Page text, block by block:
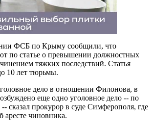
ФСБ по Крыму сообщили, что
по статье о превышении должностных
тяжких последствий. Статья
10 лет тюрьмы.
дело в отношении Филонова, в
еще одно уголовное дело -- по
сказал прокурор в суде Симферополя, где
аресте чиновника.